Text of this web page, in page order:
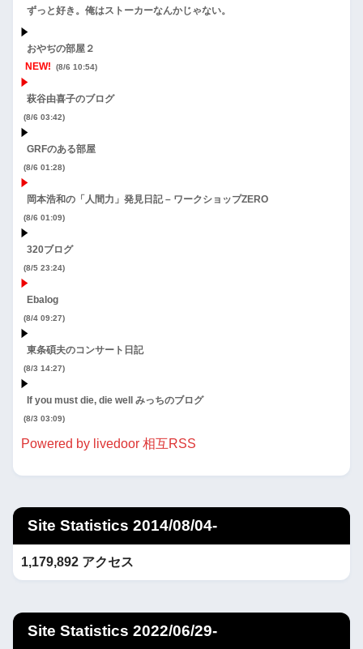
ずっと好き。俺はストーカーなんかじゃない。
おやぢの部屋２
NEW!
(8/6 10:54)
萩谷由喜子のブログ
(8/6 03:42)
GRFのある部屋
(8/6 01:28)
岡本浩和の「人間力」発見日記 – ワークショップZERO
(8/6 01:09)
320ブログ
(8/5 23:24)
Ebalog
(8/4 09:27)
東条碩夫のコンサート日記
(8/3 14:27)
If you must die, die well みっちのブログ
(8/3 03:09)
Powered by livedoor 相互RSS
Site Statistics 2014/08/04-
1,179,892 アクセス
Site Statistics 2022/06/29-